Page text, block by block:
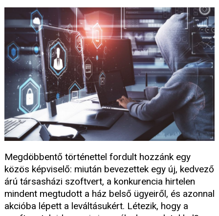
Megdöbbentő történettel fordult hozzánk egy
közös képviselő: miután bevezettek egy új, kedvező
árú társasházi szoftvert, a konkurencia hirtelen
mindent megtudott a ház belső ügyeiről, és azonnal
akcióba lépett a leváltásukért. Létezik, hogy a